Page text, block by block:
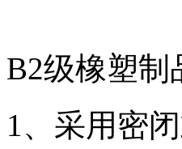
B2级橡塑制
1、采用密